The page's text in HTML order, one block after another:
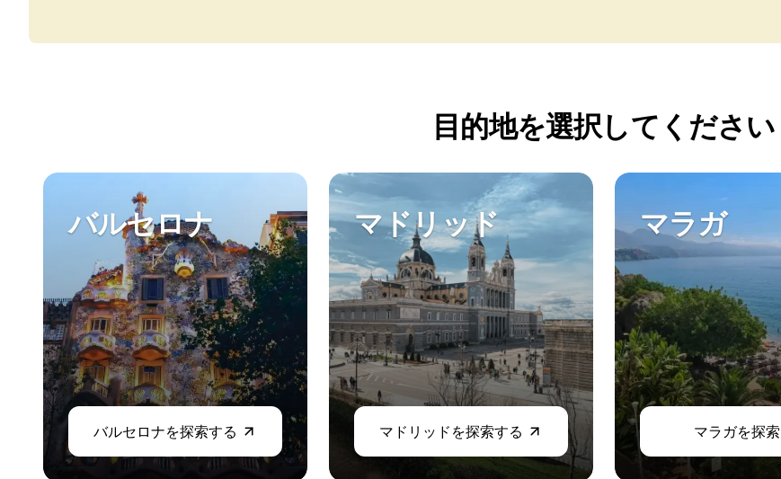
ジュニア向けサマーキャンプ
目的地
バルセロナ
サマーキャンプ
ヤングアダルト
マドリッド
サマーキャンプ
ヤングアダルト
マラガ
サマーキャンプ
ヤングアダルト
コスタリカ
目的地を選択してください
バルセロナ
バルセロナを探索する
マドリッド
マドリッドを探索する
マラガ
マラガを探索